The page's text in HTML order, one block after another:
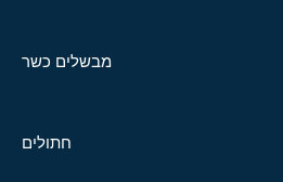
מבשלים כשר
חתולים